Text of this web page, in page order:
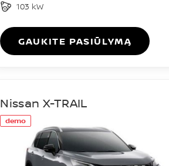
103 kW
GAUKITE PASIŪLYMĄ
demo
Nissan X-TRAIL